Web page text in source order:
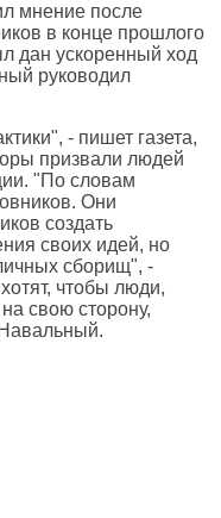
мнение после
в конце прошлого
дан ускоренный ход
руководил
- пишет газета,
призвали людей
"По словам
Они
создать
своих идей, но
сборищ", -
чтобы люди,
свою сторону,